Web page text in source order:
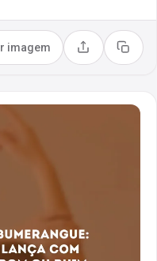
imagem Compartilhar
Copiar